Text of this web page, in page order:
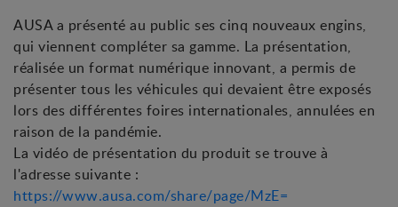
AUSA a présenté au public ses cinq nouveaux engins,
qui viennent compléter sa gamme. La présentation,
réalisée un format numérique innovant, a permis de
présenter tous les véhicules qui devaient être exposés
lors des différentes foires internationales, annulées en
raison de la pandémie.
La vidéo de présentation du produit se trouve à
l'adresse suivante :
https://www.ausa.com/share/page/MzE=